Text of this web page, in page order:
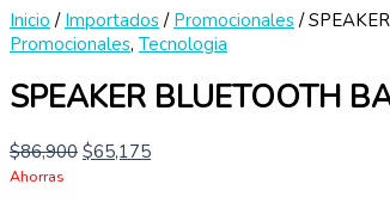
Inicio / Importados/ Promocionales/
Promocionales, Tecnologia
SPEAKER BLUETOOTH
$86,900 $65,175
Ahorras